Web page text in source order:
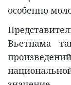
особенно
Вьетнама